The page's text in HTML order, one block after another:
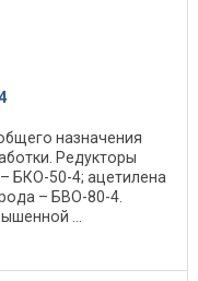
назначения
Редукторы
БКО-50-4; ацетилена
– БВО-80-4.
...